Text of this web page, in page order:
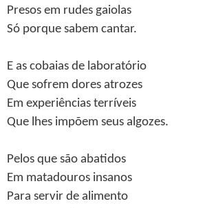
Presos em rudes gaiolas
Só porque sabem cantar.
E as cobaias de laboratório
Que sofrem dores atrozes
Em experiências terríveis
Que lhes impõem seus algozes.
Pelos que são abatidos
Em matadouros insanos
Para servir de alimento